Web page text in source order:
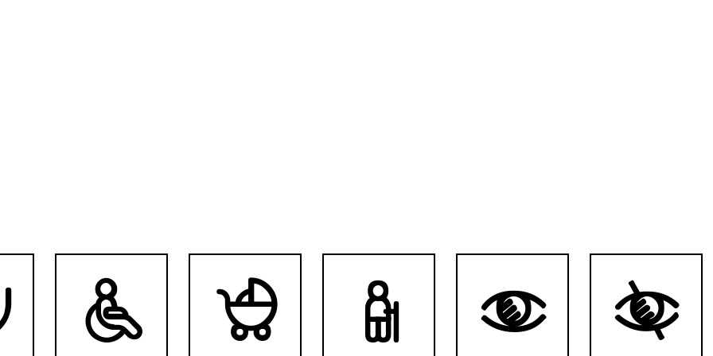
    